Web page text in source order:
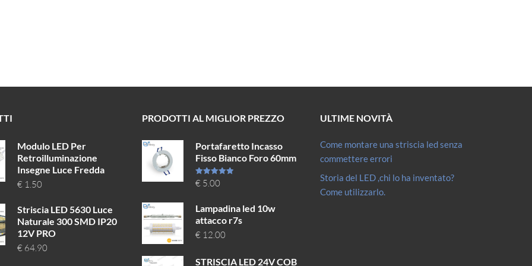
Modulo LED Per
Retroilluminazione
Insegne Luce Fredda
€1.50
Striscia LED 5630 Luce
Naturale 300 SMD IP20
12V PRO
€64.90
PRODOTTI AL MIGLIOR PREZZO
Portafaretto Incasso
Fisso Bianco Foro 60mm
Valutato
5.00su 5
€5.00
Lampadina led 10w
attacco r7s
€12.00
STRISCIA LED 24V COB
ULTIME NOVITÀ
Come montare una striscia led senza
commettere errori
Storia del LED ,chi lo ha inventato?
Come utilizzarlo.